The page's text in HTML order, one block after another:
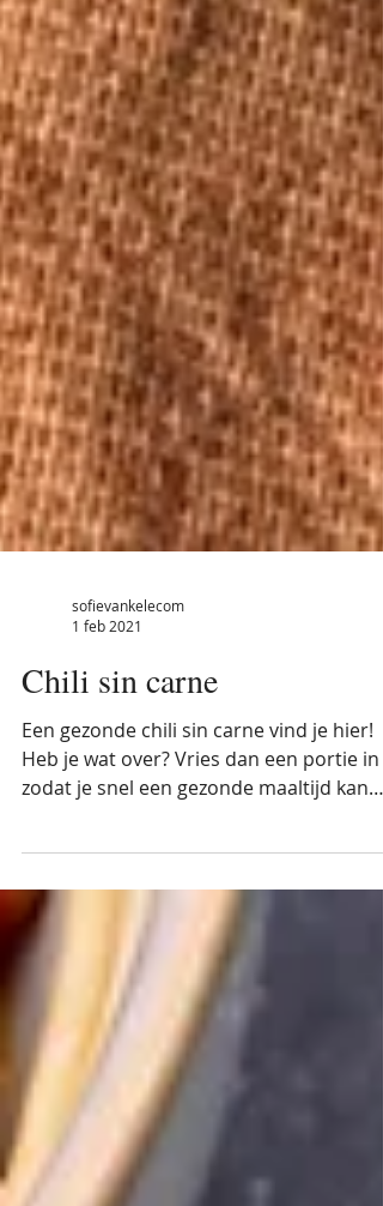
sofievankelecom
1 feb 2021
Heb je wat over? Vries dan een portie in
zodat je snel een gezonde maaltijd kan
maken.